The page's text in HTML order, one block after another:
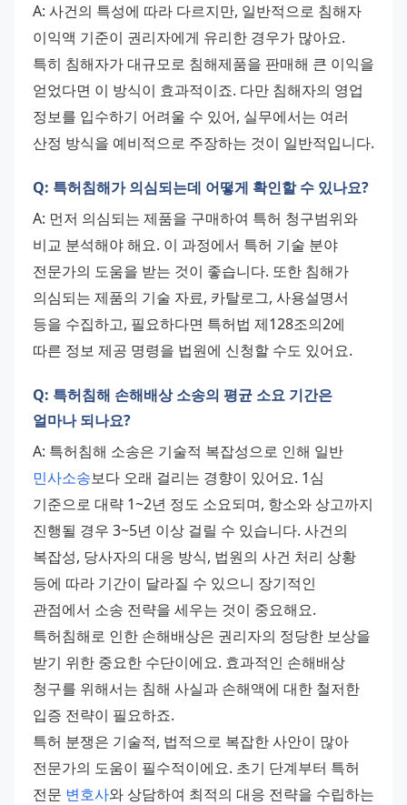
A: 사건의 특성에 따라 다르지만, 일반적으로 침해자
이익액 기준이 권리자에게 유리한 경우가 많아요.
특히 침해자가 대규모로 침해제품을 판매해 큰 이익을
얻었다면 이 방식이 효과적이죠. 다만 침해자의 영업
정보를 입수하기 어려울 수 있어, 실무에서는 여러
산정 방식을 예비적으로 주장하는 것이 일반적입니다.
Q: 특허침해가 의심되는데 어떻게 확인할 수 있나요?
A: 먼저 의심되는 제품을 구매하여 특허 청구범위와
비교 분석해야 해요. 이 과정에서 특허 기술 분야
전문가의 도움을 받는 것이 좋습니다. 또한 침해가
의심되는 제품의 기술 자료, 카탈로그, 사용설명서
등을 수집하고, 필요하다면 특허법 제128조의2에
따른 정보 제공 명령을 법원에 신청할 수도 있어요.
Q: 특허침해 손해배상 소송의 평균 소요 기간은
얼마나 되나요?
민사소송보다 오래 걸리는 경향이 있어요. 1심
기준으로 대략 1~2년 정도 소요되며, 항소와 상고까지
진행될 경우 3~5년 이상 걸릴 수 있습니다. 사건의
복잡성, 당사자의 대응 방식, 법원의 사건 처리 상황
등에 따라 기간이 달라질 수 있으니 장기적인
관점에서 소송 전략을 세우는 것이 중요해요.
특허침해로 인한 손해배상은 권리자의 정당한 보상을
받기 위한 중요한 수단이에요. 효과적인 손해배상
청구를 위해서는 침해 사실과 손해액에 대한 철저한
입증 전략이 필요하죠.
특허 분쟁은 기술적, 법적으로 복잡한 사안이 많아
전문가의 도움이 필수적이에요. 초기 단계부터 특허
전문 변호사와 상담하여 최적의 대응 전략을 수립하는